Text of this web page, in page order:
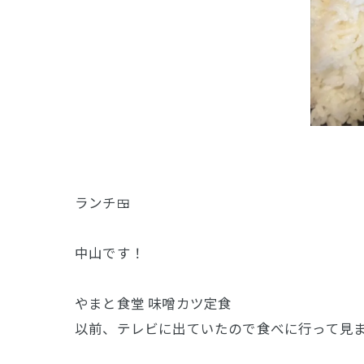
ランチ🍱
中山です！
やまと食堂 味噌カツ定食
以前、テレビに出ていたので食べに行って見